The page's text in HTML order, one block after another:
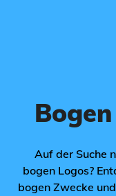
Auf der Suche
bogen Logos?
bogen Zwecke